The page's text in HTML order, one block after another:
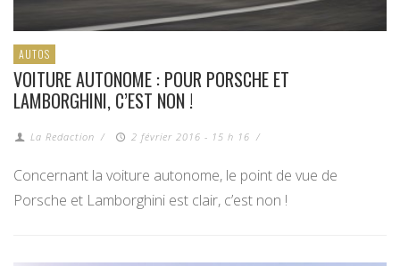
AUTOS
VOITURE AUTONOME : POUR PORSCHE ET
LAMBORGHINI, C’EST NON !
La Redaction / 2 février 2016 - 15 h 16 /
Concernant la voiture autonome, le point de vue de
Porsche et Lamborghini est clair, c’est non !